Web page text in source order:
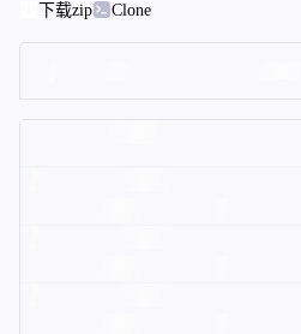
下载zip
Clone